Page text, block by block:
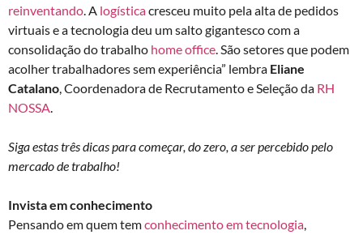
reinventando. A logísticacresceu muito pela alta de pedidos
virtuais e a tecnologia deu um salto gigantesco com a
consolidação do trabalho home office. São setores que podem
acolher trabalhadores sem experiência” lembra Eliane
Catalano, Coordenadora de Recrutamento e Seleção da RH
NOSSA.
Siga estas três dicas para começar, do zero, a ser percebido pelo
mercado de trabalho!
Invista em conhecimento
Pensando em quem temconhecimento em tecnologia,